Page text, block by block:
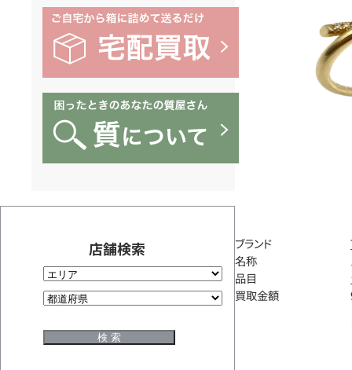
店舗検索 ブランド
名称
品目
買取金額